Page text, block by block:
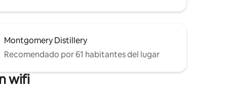
Montgomery Distillery
Recomendado por 61 habitantes del lugar
wifi